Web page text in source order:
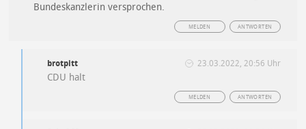
Bundeskanzlerin versprochen.
ANTWORTEN
MELDEN
brotpitt 23.03.2022, 20:56 Uhr
CDU halt
ANTWORTEN
MELDEN